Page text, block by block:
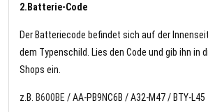
2.Batterie-Code
Der Batteriecode befindet sich auf der
dem Typenschild. Lies den Code und gib ihn in
Shops ein.
z.B. B600BE / AA-PB9NC6B / A32-M47 / BTY-L45